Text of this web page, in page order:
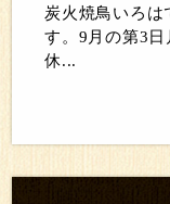
炭火焼鳥いろ
す。9月の第3
休...